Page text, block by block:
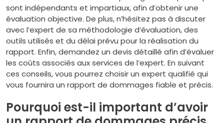
sont indépendants et impartiaux, afin d’obtenir une
évaluation objective. De plus, n’hésitez pas à discuter
avec l’expert de sa méthodologie d’évaluation, des
outils utilisés et du délai prévu pour la réalisation du
rapport. Enfin, demandez un devis détaillé afin d’évaluer
les coûts associés aux services de l’expert. En suivant
ces conseils, vous pourrez choisir un expert qualifié qui
vous fournira un rapport de dommages fiable et précis.
Pourquoi est-il important d’avoir